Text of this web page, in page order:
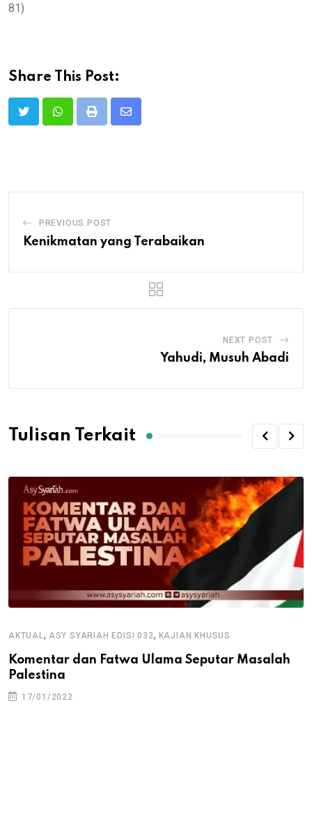
81)
Share This Post:
Print
Share
PREVIOUS POST
Kenikmatan yang Terabaikan
NEXT POST
Yahudi, Musuh Abadi
Tulisan Terkait
AKTUAL , ASY SYARIAH EDISI 032, KAJIAN KHUSUS
Komentar dan Fatwa Ulama Seputar Masalah
Palestina
17/01/2022